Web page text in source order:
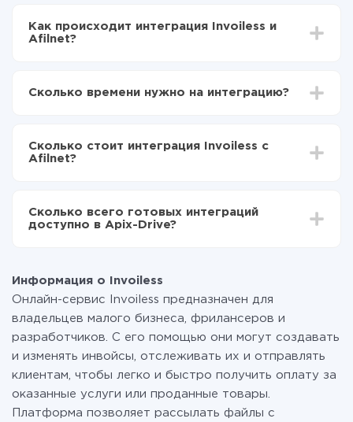
Как происходит интеграция Invoiless и
Afilnet?
Выбираете какие данные передавать из Invoiless
Теперь данные будут автоматически
передаваться из Invoiless в Afilnet
Сколько времени нужно на интеграцию?
отличаться и составлять от 5-ти до 30-минут. В
среднем настройка занимает 10-15 минут.
Сколько стоит интеграция Invoiless с
Afilnet?
функционал. Вы оплачиваете только количество
данных, которые по факту передаются из одной
перейти на платный, при необходимости. Подробнее
отарифах.
Сколько всего готовых интеграций
доступно в Apix-Drive?
Информация о Invoiless
Онлайн-сервис Invoiless предназначен для
владельцев малого бизнеса, фрилансеров и
разработчиков. С его помощью они могут создавать
и изменять инвойсы, отслеживать их и отправлять
клиентам, чтобы легко и быстро получить оплату за
оказанные услуги или проданные товары.
Платформа позволяет рассылать файлы с